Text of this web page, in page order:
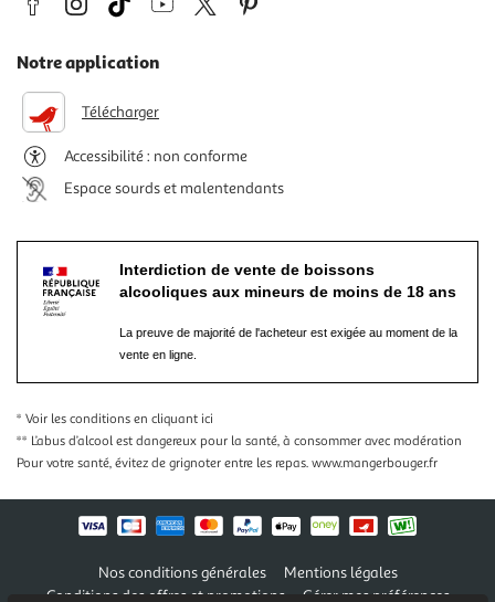
Notre application
Télécharger
Accessibilité : non conforme
Espace sourds et malentendants
Interdiction de vente de boissons
alcooliques aux mineurs de moins de 18 ans
La preuve de majorité de l'acheteur est exigée au moment de la
vente en ligne.
* Voir les conditions en cliquant ici
** L’abus d’alcool est dangereux pour la santé, à consommer avec modération
Pour votre santé, évitez de grignoter entre les repas. www.mangerbouger.fr
Nos conditions générales
Mentions légales
Conditions des offres et promotions
Gérer mes préférences